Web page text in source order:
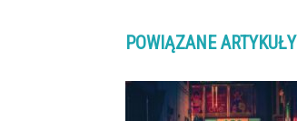
POWIĄZANE ARTYKUŁY